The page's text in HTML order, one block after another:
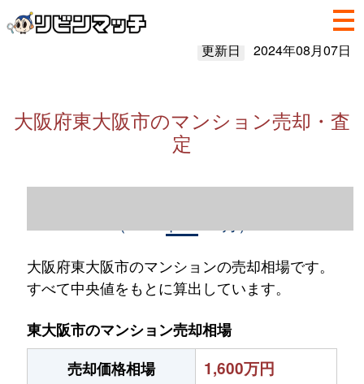
更新日 2024年08月07日
大阪府東大阪市のマンション売却・査
定
大阪府東大阪市のマンションの売却相場です。
すべて中央値をもとに算出しています。
東大阪市のマンション売却相場
売却価格相場
1,600万円